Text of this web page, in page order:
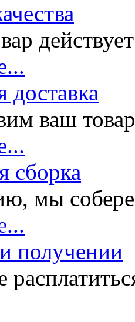
доставка
ваш
сборка
мы
получении